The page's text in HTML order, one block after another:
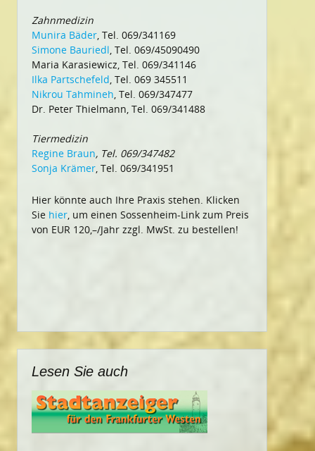
Zahnmedizin
Munira Bäder, Tel. 069/341169
Simone Bauriedl, Tel. 069/45090490
Maria Karasiewicz, Tel. 069/341146
Ilka Partschefeld, Tel. 069 345511
Nikrou Tahmineh, Tel. 069/347477
Dr. Peter Thielmann, Tel. 069/341488
Tiermedizin
Regine Braun, Tel. 069/347482
Sonja Krämer, Tel. 069/341951
Hier könnte auch Ihre Praxis stehen. Klicken
Sie hier, um einen Sossenheim-Link zum Preis
von EUR 120,–/Jahr zzgl. MwSt. zu bestellen!
Lesen Sie auch